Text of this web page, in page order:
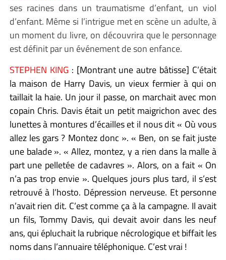
ses racines dans un traumatisme d’enfant, un viol
d’enfant. Même si l’intrigue met en scène un adulte, à
un moment du livre, on découvrira que le personnage
est définit par un événement de son enfance.
STEPHEN KING : [Montrant une autre bâtisse] C’était
la maison de Harry Davis, un vieux fermier à qui on
taillait la haie. Un jour il passe, on marchait avec mon
copain Chris. Davis était un petit maigrichon avec des
lunettes à montures d’écailles et il nous dit « Où vous
allez les gars ? Montez donc ». « Ben, on se fait juste
une balade ». « Allez, montez, y a rien dans la malle à
part une pelletée de cadavres ». Alors, on a fait « On
n’a pas trop envie ». Quelques jours plus tard, il s’est
retrouvé à l’hosto. Dépression nerveuse. Et personne
n’avait rien dit. C’est comme ça à la campagne. Il avait
un fils, Tommy Davis, qui devait avoir dans les neuf
ans, qui épluchait la rubrique nécrologique et biffait les
noms dans l’annuaire téléphonique. C’est vrai !